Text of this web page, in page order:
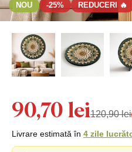
NOU -25% REDUCERI 🔥
90,70 lei120,90 lei
Livrare estimată în 4 zile